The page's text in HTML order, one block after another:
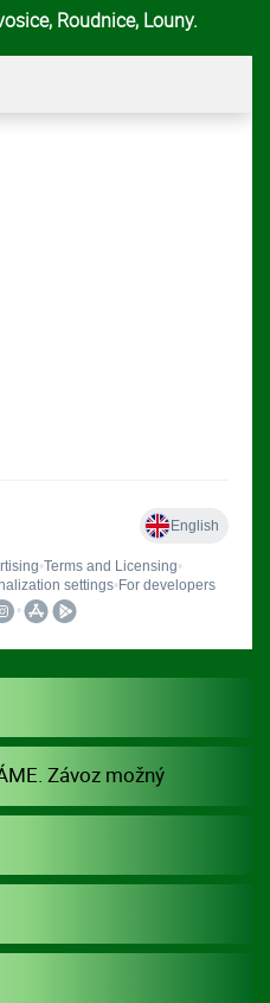
Roudnice, Louny.
Závoz možný